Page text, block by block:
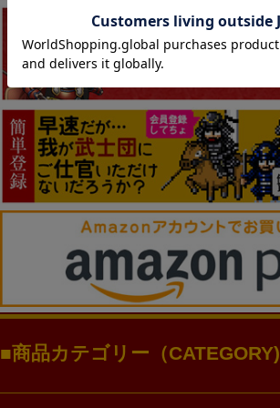
商品カテゴリー（CATEGORY)